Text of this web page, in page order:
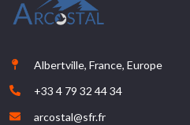
Albertville, France, Europe
+33 4 79 32 44 34
arcostal@sfr.fr